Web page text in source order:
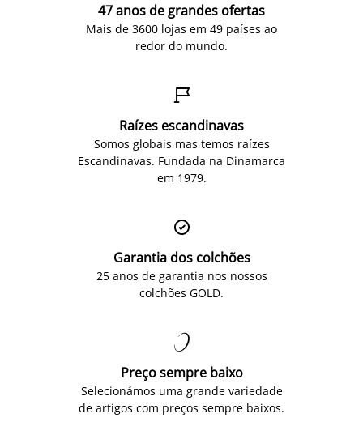
47 anos de grandes ofertas
Mais de 3600 lojas em 49 países ao
redor do mundo.

Raízes escandinavas
Somos globais mas temos raízes
Escandinavas. Fundada na Dinamarca
em 1979.

Garantia dos colchões
25 anos de garantia nos nossos
colchões GOLD.

Preço sempre baixo
Selecionámos uma grande variedade
de artigos com preços sempre baixos.